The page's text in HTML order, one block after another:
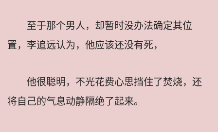
至于那个男人，却暂时没办法确定其位
置，李追远认为，他应该还没有死，
他很聪明，不光花费心思挡住了焚烧，还
将自己的气息动静隔绝了起来。